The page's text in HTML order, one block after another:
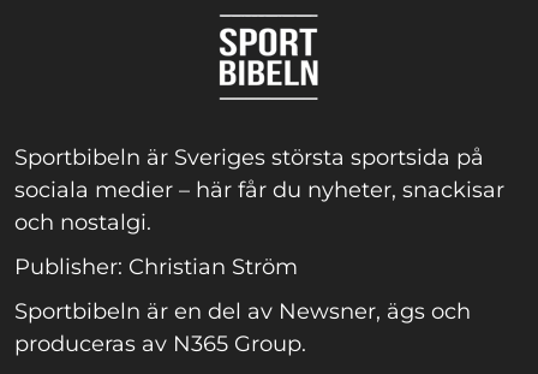
Sportbibeln är Sveriges största sportsida på
sociala medier – här får du nyheter, snackisar
och nostalgi.
Publisher: Christian Ström
Sportbibeln är en del av Newsner, ägs och
produceras av N365 Group.